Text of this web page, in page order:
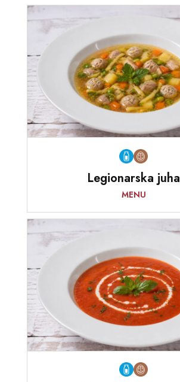
Legionarska juha
MENU